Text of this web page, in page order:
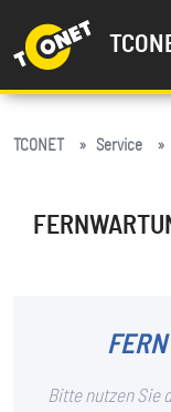
TCONET Service
Bitte nutzen Sie